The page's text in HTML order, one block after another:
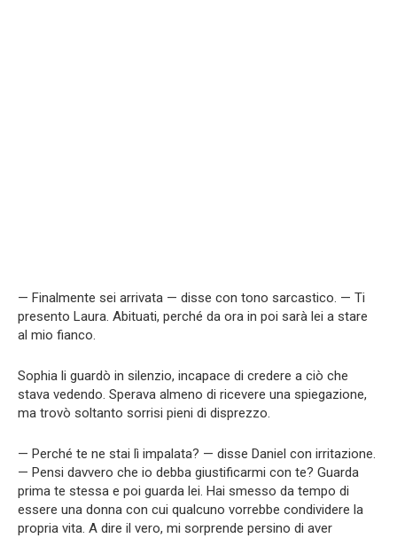
— Finalmente sei arrivata — disse con tono sarcastico. — Ti
presento Laura. Abituati, perché da ora in poi sarà lei a stare
al mio fianco.
Sophia li guardò in silenzio, incapace di credere a ciò che
stava vedendo. Sperava almeno di ricevere una spiegazione,
ma trovò soltanto sorrisi pieni di disprezzo.
— Perché te ne stai lì impalata? — disse Daniel con irritazione.
— Pensi davvero che io debba giustificarmi con te? Guarda
prima te stessa e poi guarda lei. Hai smesso da tempo di
essere una donna con cui qualcuno vorrebbe condividere la
propria vita. A dire il vero, mi sorprende persino di aver